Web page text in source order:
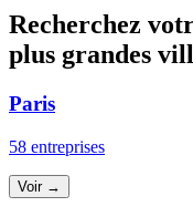
Recherchez
plus grandes
Paris
58 entreprises
Voir →